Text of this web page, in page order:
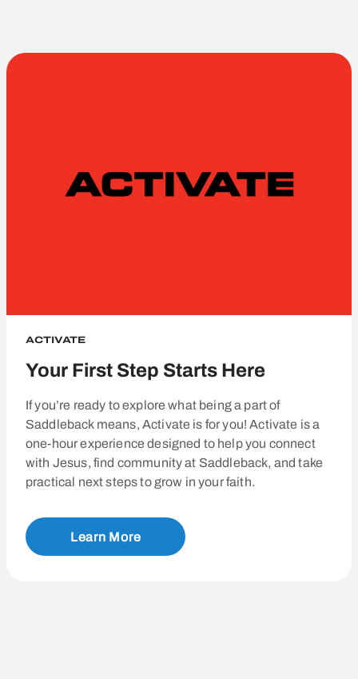
ACTIVATE
Your First Step Starts Here
If you’re ready to explore what being a part of
Saddleback means, Activate is for you! Activate is a
one-hour experience designed to help you connect
with Jesus, find community at Saddleback, and take
practical next steps to grow in your faith.
Learn More